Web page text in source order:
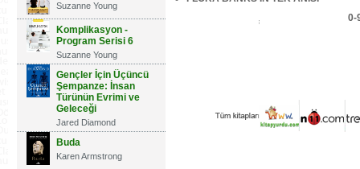
Suzanne Young
Komplikasyon -
Program Serisi 6
Suzanne Young
Gençler İçin Üçüncü
Şempanze: İnsan
Türünün Evrimi ve
Geleceği
Jared Diamond
Buda
Karen Armstrong
0-